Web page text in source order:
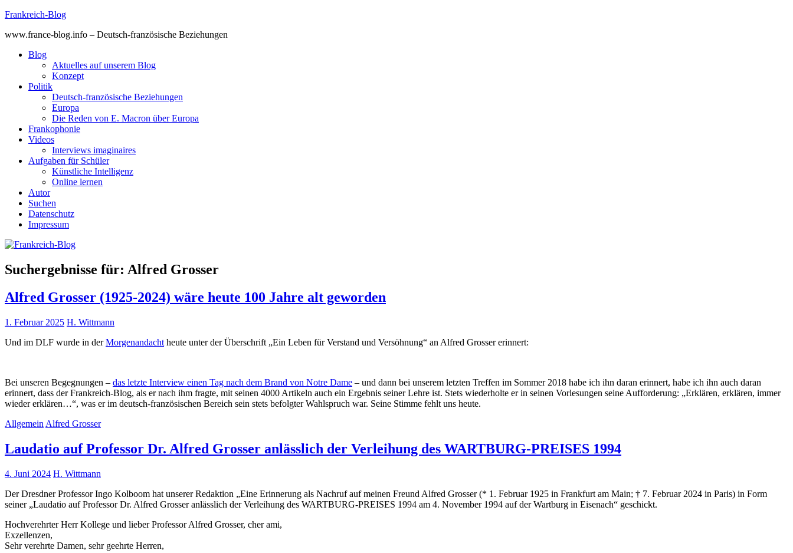
Skip
content
Frankreich-Blog
www.france-blog.info – Deutsch-französische Beziehungen
Blog
Aktuelles auf unserem Blog
Konzept
Politik
Deutsch-französische Beziehungen
Europa
Die Reden von E. Macron über Europa
Frankophonie
Videos
Interviews imaginaires
Aufgaben für Schüler
Künstliche Intelligenz
Online lernen
Autor
Suchen
Datenschutz
Impressum
Suchergebnisse für: Alfred Grosser
Alfred Grosser (1925-2024) wäre heute 100 Jahre alt geworden
1. Februar 2025 H. Wittmann
Und im DLF wurde in derMorgenandacht heute unter der Überschrift „Ein Leben für Verstand und Versöhnung“ an Alfred Grosser erinnert:
Bei unseren Begegnungen – das letzte Interview einen Tag nach dem Brand von Notre Dame – und dann bei unserem letzten Treffen im Sommer 2018 habe ich ihn daran erinnert, habe ich ihn auch daran
erinnert, dass der Frankreich-Blog, als er nach ihm fragte, mit seinen 4000 Artikeln auch ein Ergebnis seiner Lehre ist. Stets wiederholte er in seinen Vorlesungen seine Aufforderung: „Erklären, erklären, immer
wieder erklären…“, was er im deutsch-französischen Bereich sein stets befolgter Wahlspruch war. Seine Stimme fehlt uns heute.
Allgemein Alfred Grosser
Laudatio auf Professor Dr. Alfred Grosser anlässlich der Verleihung des WARTBURG-PREISES 1994
4. Juni 2024 H. Wittmann
Der Dresdner Professor Ingo Kolboom hat unserer Redaktion „Eine Erinnerung als Nachruf auf meinen Freund Alfred Grosser (* 1. Februar 1925 in Frankfurt am Main; † 7. Februar 2024 in Paris) in Form
seiner „Laudatio auf Professor Dr. Alfred Grosser anlässlich der Verleihung des WARTBURG-PREISES 1994 am 4. November 1994 auf der Wartburg in Eisenach“ geschickt.
Hochverehrter Herr Kollege und lieber Professor Alfred Grosser, cher ami,
Exzellenzen,
Sehr verehrte Damen, sehr geehrte Herren,